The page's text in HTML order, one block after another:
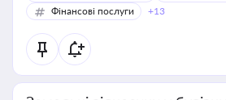
Фінансові послуги
+13